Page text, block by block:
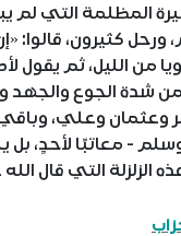
المظلمة التي
كثيرون، قالوا:
الليل، ثم يقول
شدة الجوع والجهد
وعثمان وعلي،
- معاتبًا لأحدٍ، بل
التي قال